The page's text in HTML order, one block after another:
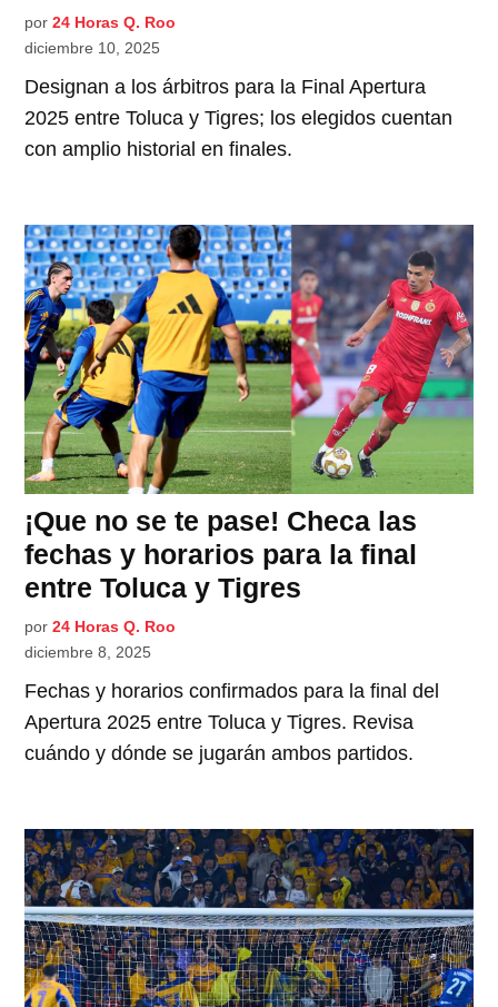
por 24 Horas Q. Roo
diciembre 10, 2025
Designan a los árbitros para la Final Apertura
2025 entre Toluca y Tigres; los elegidos cuentan
con amplio historial en finales.
¡Que no se te pase! Checa las
fechas y horarios para la final
entre Toluca y Tigres
por 24 Horas Q. Roo
diciembre 8, 2025
Fechas y horarios confirmados para la final del
Apertura 2025 entre Toluca y Tigres. Revisa
cuándo y dónde se jugarán ambos partidos.